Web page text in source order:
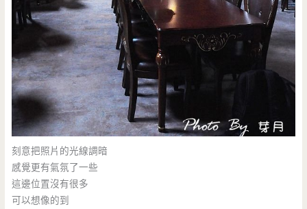
刻意把照片的光線調暗
感覺更有氣氛了一些
這邊位置沒有很多
可以想像的到